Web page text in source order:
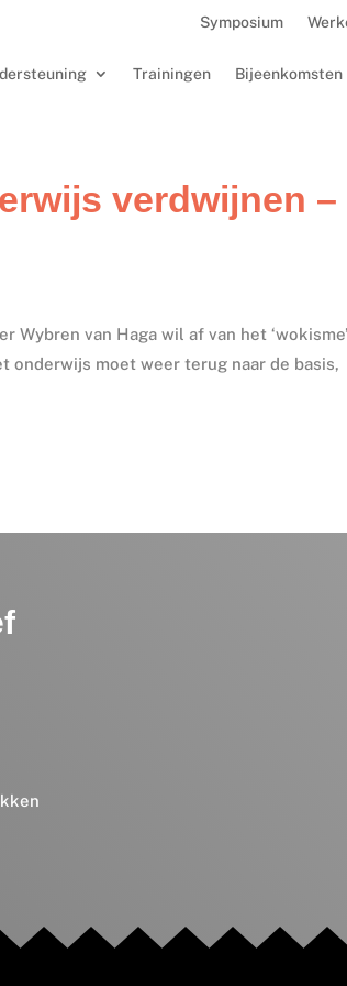
Symposium
Trainingen Bijeenkomsten
verdwijnen –
Wybren van Haga wil af van het ‘wokisme’
onderwijs moet weer terug naar de basis,